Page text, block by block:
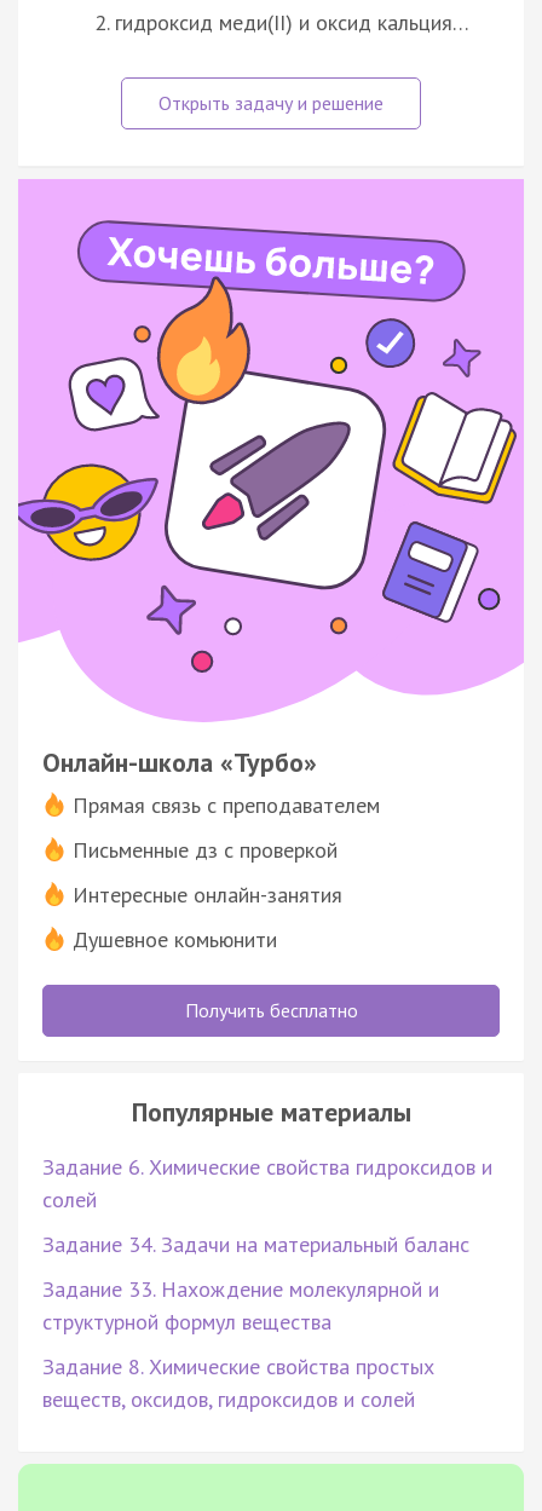
гидроксид меди(II) и оксид кальция…
Онлайн-школа «Турбо»
Прямая связь с преподавателем
Письменные дз с проверкой
Интересные онлайн-занятия
Душевное комьюнити
Получить бесплатно
Популярные материалы
Задание 6. Химические свойства гидроксидов и
солей
Задание 34. Задачи на материальный баланс
Задание 33. Нахождение молекулярной и
структурной формул вещества
Задание 8. Химические свойства простых
веществ, оксидов, гидроксидов и солей